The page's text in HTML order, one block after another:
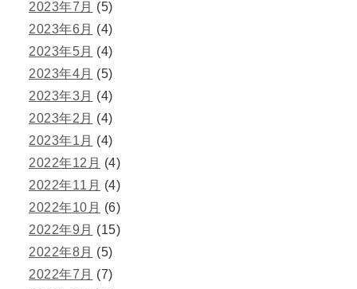
2023年7月 (5)
2023年6月 (4)
2023年5月 (4)
2023年4月 (5)
2023年3月 (4)
2023年2月 (4)
2023年1月 (4)
2022年12月 (4)
2022年11月 (4)
2022年10月 (6)
2022年9月 (15)
2022年8月 (5)
2022年7月 (7)